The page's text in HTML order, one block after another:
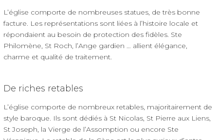
L’église comporte de nombreuses statues, de très bonne
facture. Les représentations sont liées à l’histoire locale et
répondaient au besoin de protection des fidèles. Ste
Philomène, St Roch, l’Ange gardien … allient élégance,
charme et qualité de traitement.
De riches retables
L’église comporte de nombreux retables, majoritairement de
style baroque. Ils sont dédiés à St Nicolas, St Pierre aux Liens,
St Joseph, la Vierge de l’Assomption ou encore Ste